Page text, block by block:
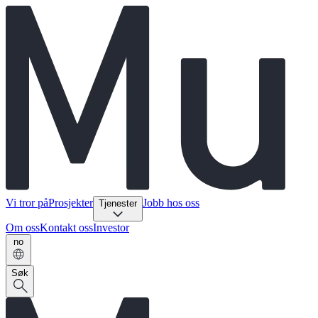
Vi tror påProsjekter Tjenester Jobb hos oss
Om ossKontakt ossInvestor
no
Søk